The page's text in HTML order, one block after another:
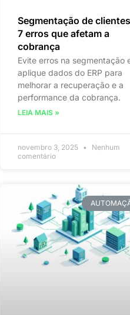
Segmentação de
7 erros que afetam a
cobrança
Evite erros na segmentação
aplique dados do ERP para
melhorar a recuperação e a
performance da cobrança.
LEIA MAIS »
novembro 3, 2025
Nenhum
comentário